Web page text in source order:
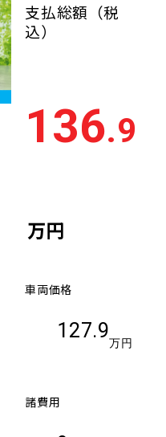
支払総額 （税
込）
136.9
万円
車両価格
127.9
万円
諸費用